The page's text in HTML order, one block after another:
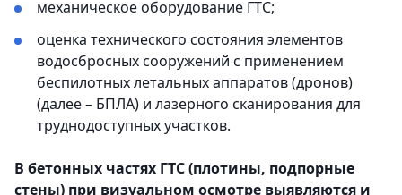
механическое оборудование ГТС;
оценка технического состояния элементов
водосбросных сооружений с применением
беспилотных летальных аппаратов (дронов)
(далее – БПЛА) и лазерного сканирования для
труднодоступных участков.
В бетонных частях ГТС (плотины, подпорные
стены) при визуальном осмотре выявляются и